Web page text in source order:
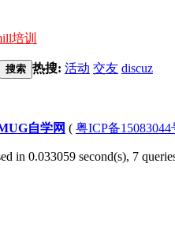
培训
搜索 热搜: 活动 交友 discuz
自学网 ( 粤ICP备15083044
in 0.033059 second(s), 7